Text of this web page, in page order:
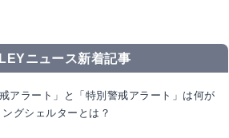
ニュース新着記事
アラート」と「特別警戒アラート」は何が
グシェルターとは？